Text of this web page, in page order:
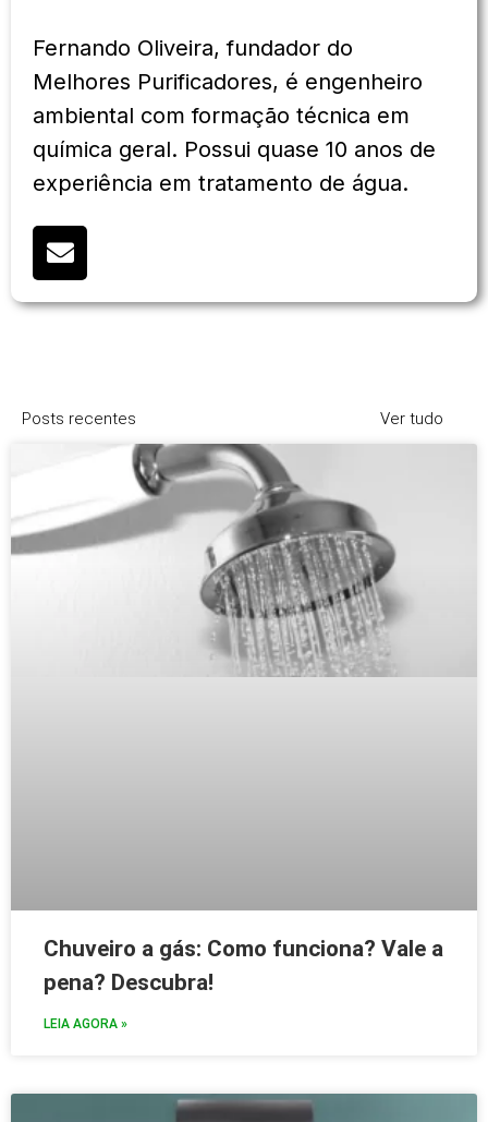
Fernando Oliveira, fundador do
Melhores Purificadores, é engenheiro
ambiental com formação técnica em
química geral. Possui quase 10 anos de
experiência em tratamento de água.
Posts recentes Ver tudo
Chuveiro a gás: Como funciona? Vale a
pena? Descubra!
LEIA AGORA »